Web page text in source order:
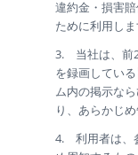
違約金・損害
ために利用しま
3. 当社は、前
を録画してい
ム内の掲示な
り、あらかじめ
4. 利用者は、